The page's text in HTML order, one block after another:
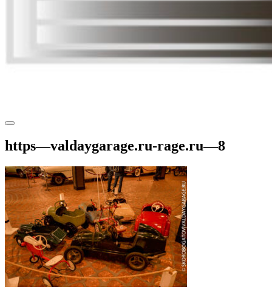
https—valdaygarage.ru-rage.ru—8